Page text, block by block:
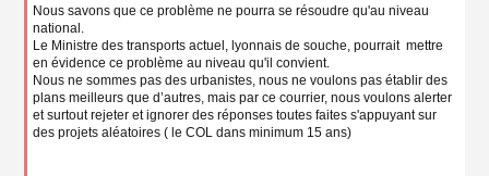
Nous savons que ce problème ne pourra se résoudre qu'au niveau
national.
Le Ministre des transports actuel, lyonnais de souche, pourrait mettre
en évidence ce problème au niveau qu'il convient.
Nous ne sommes pas des urbanistes, nous ne voulons pas établir des
plans meilleurs que d’autres, mais par ce courrier, nous voulons alerter
et surtout rejeter et ignorer des réponses toutes faites s'appuyant sur
des projets aléatoires ( le COL dans minimum 15 ans)